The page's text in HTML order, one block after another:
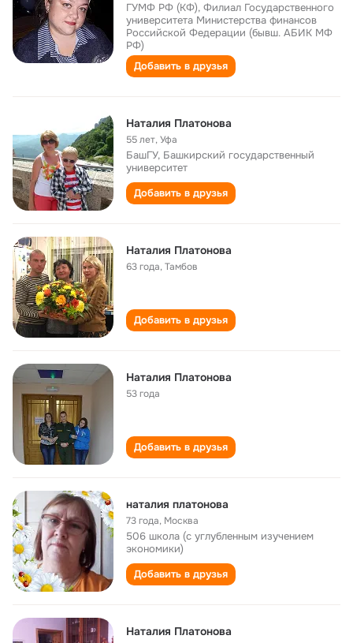
ГУМФ РФ (КФ), Филиал Государственного
университета Министерства финансов
Российской Федерации (бывш. АБИК МФ
РФ)
Добавить в друзья
Наталия Платонова
55 лет,Уфа
БашГУ, Башкирский государственный
университет
Добавить в друзья
Наталия Платонова
63 года,Тамбов
Добавить в друзья
Наталия Платонова
53 года
Добавить в друзья
наталия платонова
73 года, Москва
506 школа (с углубленным изучением
экономики)
Добавить в друзья
Наталия Платонова